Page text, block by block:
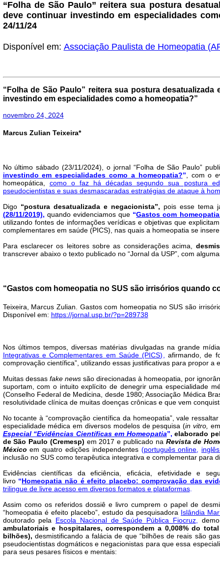
“Folha de São Paulo” reitera sua postura
deve continuar investindo em especialidades
24/11/24
Disponível em: Associação Paulista de Homeopatia
“Folha de São Paulo” reitera sua postura
investindo em especialidades como a homeopatia?”
novembro 24, 2024
Marcus Zulian Teixeira*
No último sábado (23/11/2024), o jornal “Folha de São Paulo”
investindo em especialidades como a homeopatia?” , com o
homeopática, como o faz há décadas segundo sua postura
pseudocientistas e suas desmascaradas estratégias de ataque à
Digo “postura desatualizada e negacionista”, pois esse tema
(28/11/2019), quando evidenciamos que “Gastos com
utilizando fontes de informações verídicas e objetivas que
complementares em saúde (PICS), nas quais a homeopatia se
Para esclarecer os leitores sobre as considerações acima,
transcrever abaixo o texto publicado no “Jornal da USP”, com
“Gastos com homeopatia no SUS são irrisórios quando
Teixeira, Marcus Zulian. Gastos com homeopatia no SUS são
Disponível em: https://jornal.usp.br/?p=289738
Nos últimos tempos, diversas matérias divulgadas na grande
Integrativas e Complementares em Saúde (PICS)
afirmando, de
comprovação científica”, utilizando essas justificativas para propor a
Muitas dessas fake newssão direcionadas à homeopatia, por
suportam, com o intuito explícito de denegrir uma especialidade
(Conselho Federal de Medicina, desde 1980; Associação Médica
resolutividade clínica de muitas doenças crônicas e que vem
No tocante à “comprovação científica da homeopatia”, vale
especialidade médica em diversos modelos de pesquisa (in vitro,
Especial “Evidências Científicas em Homeopatia”, elaborado
de São Paulo (Cremesp) em 2017 e publicado na Revista de
México em quatro edições independentes (português online
inclusão no SUS como terapêutica integrativa e complementar para
Evidências científicas da eficiência, eficácia, efetividade e
livro “Homeopatia não é efeito placebo: comprovação das
trilingue de livre acesso em diversos formatos e plataformas.
Assim como os referidos dossiê e livro cumprem o papel de
“homeopatia é efeito placebo”, estudo da pesquisadora Islândia
doutorado pela Escola Nacional de Saúde Pública Fiocruz,
ambulatoriais e hospitalares, correspondem a 0,008% do
bilhões), desmistificando a falácia de que “bilhões de reais são
pseudocientistas dogmáticos e negacionistas para que essa
para seus pesares físicos e mentais: